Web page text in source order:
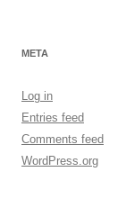
META
Log in
Entries feed
Comments feed
WordPress.org